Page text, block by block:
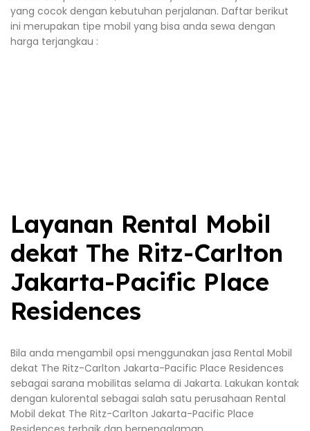
yang cocok dengan kebutuhan perjalanan. Daftar berikut
ini merupakan tipe mobil yang bisa anda sewa dengan
harga terjangkau :
Layanan Rental Mobil
dekat The Ritz-Carlton
Jakarta-Pacific Place
Residences
Bila anda mengambil opsi menggunakan jasa Rental Mobil
dekat The Ritz-Carlton Jakarta-Pacific Place Residences
sebagai sarana mobilitas selama di Jakarta. Lakukan kontak
dengan kulorental sebagai salah satu perusahaan Rental
Mobil dekat The Ritz-Carlton Jakarta-Pacific Place